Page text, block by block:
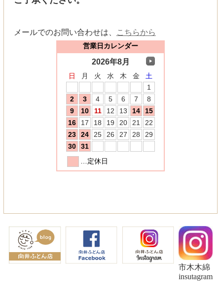
メールでのお問い合わせは、 こちらから
市木木綿
insutagram